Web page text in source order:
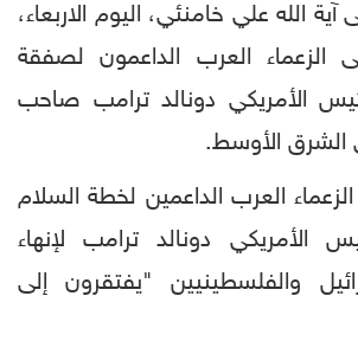
الله علي خامنئي، اليوم الاربعاء،
الزعماء العرب الداعمون لصفقة
الأمريكي دونالد ترامب صاحب
الشرق الأوسط.
العرب الداعمين لخطة السلام
الأمريكي دونالد ترامب لإنهاء
والفلسطينيين "يفتقرون إلى